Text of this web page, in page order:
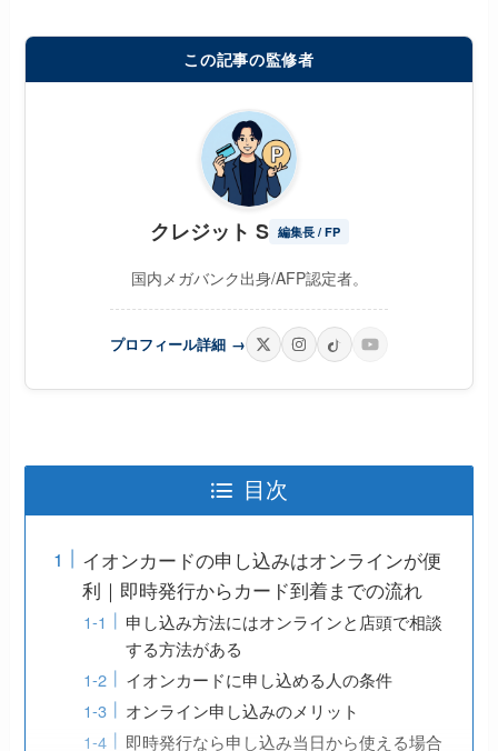
この記事の監修者
クレジット S 編集長 / FP
国内メガバンク出身/AFP認定者。
プロフィール詳細 →
目次
イオンカードの申し込みはオンラインが便
利｜即時発行からカード到着までの流れ
申し込み方法にはオンラインと店頭で相談
する方法がある
イオンカードに申し込める人の条件
オンライン申し込みのメリット
即時発行なら申し込み当日から使える場合